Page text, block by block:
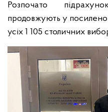
Розпочато
продовжують у
усіх 1 105 столичних